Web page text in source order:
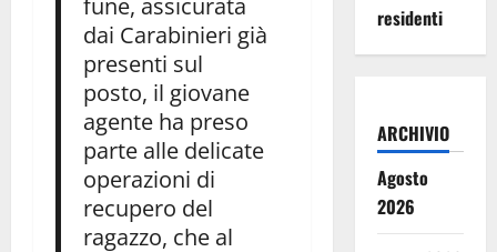
dai Carabinieri già
presenti sul
posto, il giovane
agente ha preso
parte alle delicate
operazioni di
recupero del
ragazzo, che al
residenti
ARCHIVIO
Agosto
2026